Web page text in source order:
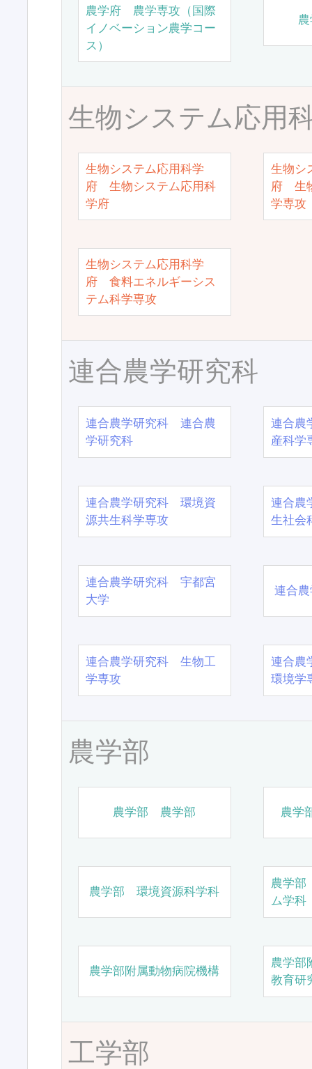
農学府 農学専攻（国際
イノベーション農学コー
ス）
生物システム応用
生物システム応用科学
府 生物システム応用科
学府
生物シ
府 生
学専攻
生物システム応用科学
府 食料エネルギーシス
テム科学専攻
連合農学研究科
連合農学研究科 連合農
学研究科
連合農
産科学
連合農学研究科 環境資
源共生科学専攻
連合農
生社会
連合農学研究科 宇都宮
大学
連合
連合農学研究科 生物工
学専攻
連合農
環境学
農学部
農学部 農学部 農学
農学部 環境資源科学科
農学
ム学科
農学部附属動物病院機構
農学部
教育研
工学部